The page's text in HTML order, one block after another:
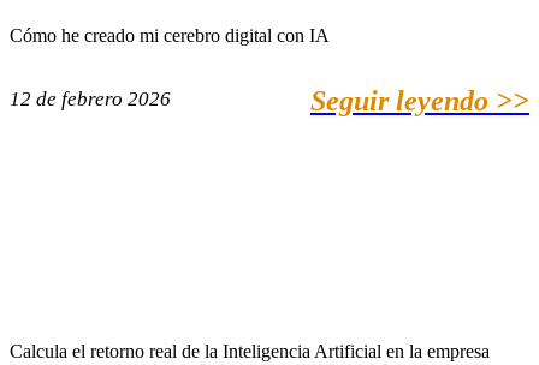
Cómo he creado mi cerebro digital con IA
12 de febrero 2026 Seguir leyendo >>
Calcula el retorno real de la Inteligencia Artificial en la empresa